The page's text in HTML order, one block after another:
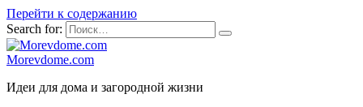
Перейти к содержанию
Search for:
Morevdome.com
Идеи для дома и загородной жизни